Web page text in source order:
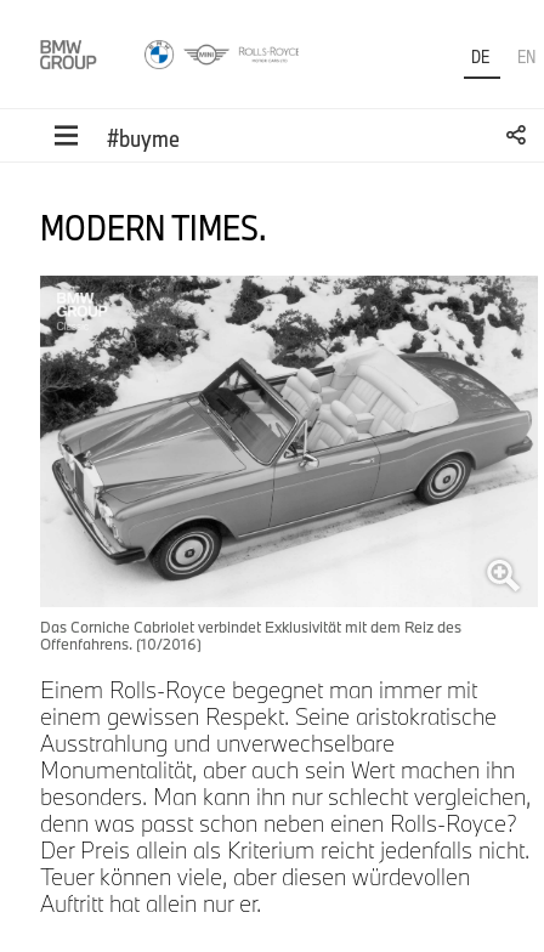
DE EN
#buyme
MODERN TIMES.
Das Corniche Cabriolet verbindet Exklusivität mit dem Reiz des
Offenfahrens. (10/2016)
Einem Rolls-Royce begegnet man immer mit
einem gewissen Respekt. Seine aristokratische
Ausstrahlung und unverwechselbare
Monumentalität, aber auch sein Wert machen ihn
besonders. Man kann ihn nur schlecht vergleichen,
denn was passt schon neben einen Rolls-Royce?
Der Preis allein als Kriterium reicht jedenfalls nicht.
Teuer können viele, aber diesen würdevollen
Auftritt hat allein nur er.